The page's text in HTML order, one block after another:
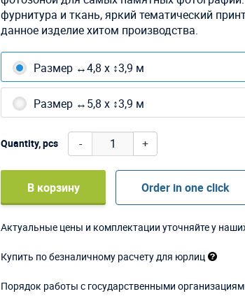
фурнитура и ткань, яркий тематический
данное изделие хитом производства.
Размер ↔4,8 х ↕3,9 м
Размер ↔5,8 х ↕3,9 м
Quantity, pcs - +
В корзину Order in one click
Актуальные цены и комплектации уточняйте у
Купить по безналичному расчету для юрлиц
Порядок работы с государственными